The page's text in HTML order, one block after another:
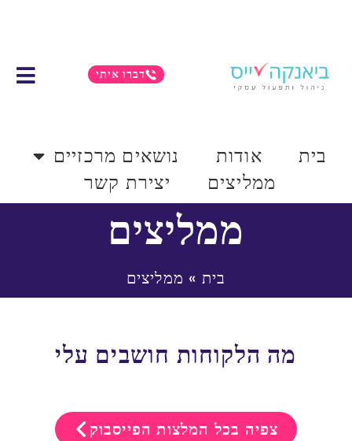
דברו איתי
בית אודות
נושאים מרכזיים
ממליצים
יצירת קשר
ממליצים
בית » ממליצים
מה הלקוחות חושבים עלי
צפיה בכל המלצות הפייסבוק